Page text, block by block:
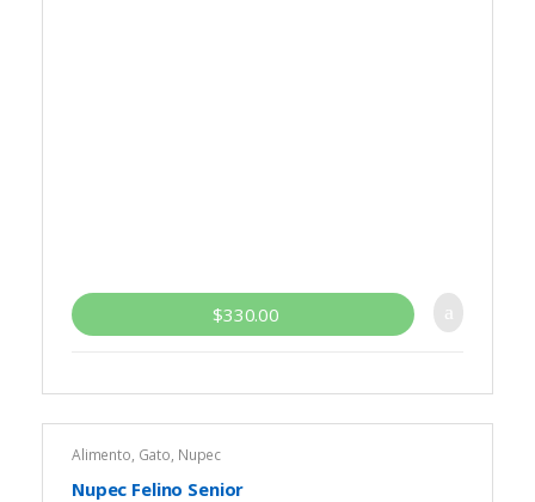
$330.00
Alimento, Gato, Nupec
Nupec Felino Senior